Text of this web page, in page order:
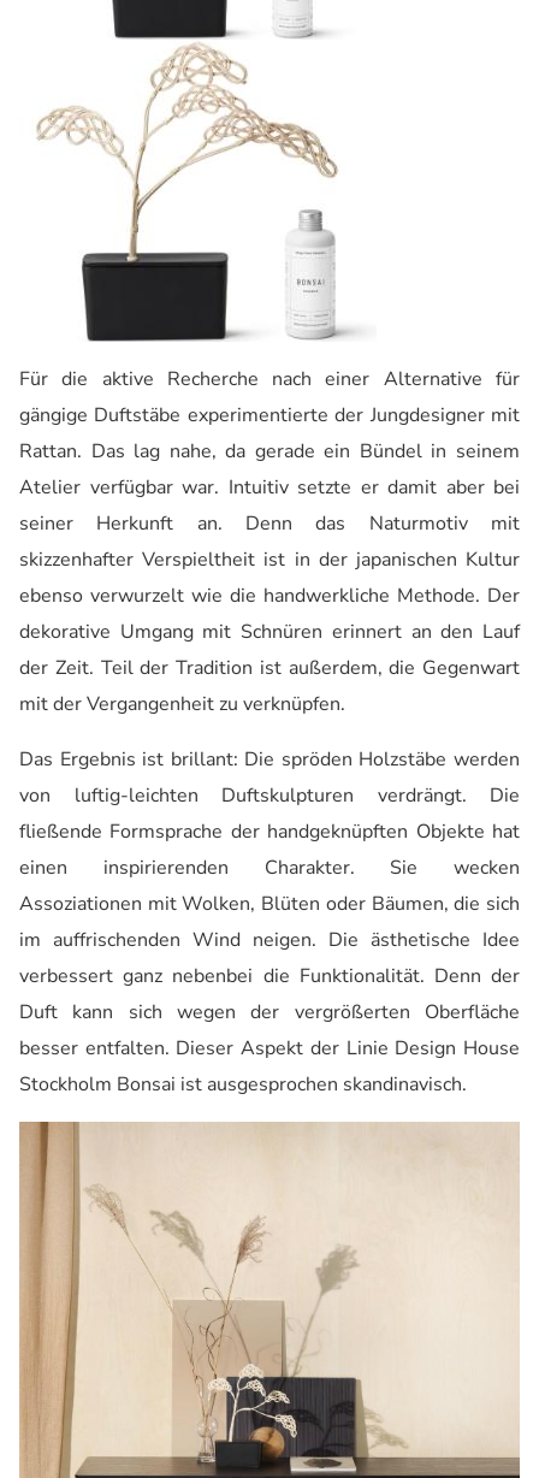
Für die aktive Recherche nach einer Alternative für
gängige Duftstäbe experimentierte der Jungdesigner mit
Rattan. Das lag nahe, da gerade ein Bündel in seinem
Atelier verfügbar war. Intuitiv setzte er damit aber bei
seiner Herkunft an. Denn das Naturmotiv mit
skizzenhafter Verspieltheit ist in der japanischen Kultur
ebenso verwurzelt wie die handwerkliche Methode. Der
dekorative Umgang mit Schnüren erinnert an den Lauf
der Zeit. Teil der Tradition ist außerdem, die Gegenwart
mit der Vergangenheit zu verknüpfen.
Das Ergebnis ist brillant: Die spröden Holzstäbe werden
von luftig-leichten Duftskulpturen verdrängt. Die
fließende Formsprache der handgeknüpften Objekte hat
einen inspirierenden Charakter. Sie wecken
Assoziationen mit Wolken, Blüten oder Bäumen, die sich
im auffrischenden Wind neigen. Die ästhetische Idee
verbessert ganz nebenbei die Funktionalität. Denn der
Duft kann sich wegen der vergrößerten Oberfläche
besser entfalten. Dieser Aspekt der Linie Design House
Stockholm Bonsai ist ausgesprochen skandinavisch.